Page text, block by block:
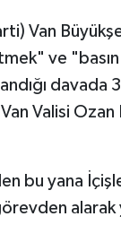
Van
ve
davada
Valisi
yana